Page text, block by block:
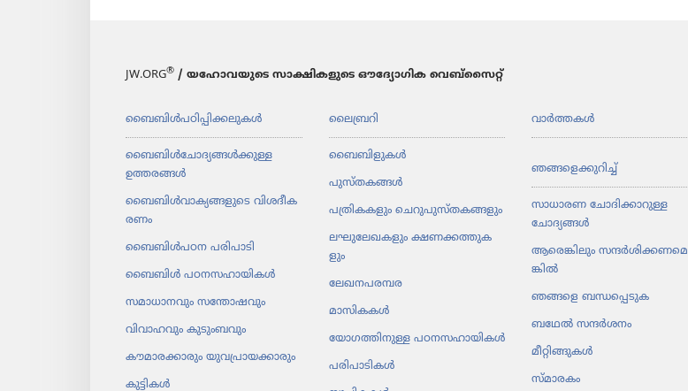
JW.ORG® / യഹോവയുടെ സാക്ഷികളുടെ ഔദ്യോഗിക വെബ്സൈറ്റ്
ബൈബിൾപ​ഠി​പ്പി​ക്ക​ലു​കൾ
ബൈബിൾചോ​ദ്യ​ങ്ങൾക്കുള്ള
ഉത്തരങ്ങൾ
ബൈബിൾവാ​ക്യ​ങ്ങ​ളു​ടെ വിശദീ​ക​
രണം
ബൈബിൾപഠന പരിപാ​ടി
ബൈബിൾ പഠനസ​ഹാ​യി​കൾ
സമാധാ​ന​വും സന്തോ​ഷ​വും
വിവാഹവും കുടുംബവും
കൗമാ​ര​ക്കാ​രും യുവ​പ്രാ​യ​ക്കാ​രും
കുട്ടികൾ
ലൈബ്രറി
ബൈബിളുകൾ
പുസ്‌ത​കങ്ങൾ
പത്രി​ക​ക​ളും ചെറു​പു​സ്‌ത​ക​ങ്ങ​ളും
ലഘു​ലേ​ഖ​ക​ളും ക്ഷണക്കത്തു​ക​
ളും
ലേഖന​പ​രമ്പര
മാസി​കകൾ
യോഗ​ത്തി​നു​ള്ള പഠനസ​ഹാ​യികൾ
പരിപാ​ടി​കൾ
വാർത്തകൾ
ഞങ്ങളെ​ക്കു​റിച്ച്‌
സാധാരണ ചോദിക്കാറുള്ള
ചോദ്യങ്ങൾ
ആരെങ്കി​ലും സന്ദർശി​ക്ക​ണ​മെ​
ങ്കിൽ
ഞങ്ങളെ ബന്ധപ്പെടുക
ബഥേൽ സന്ദർശനം
മീറ്റി​ങ്ങു​കൾ
സ്‌മാ​ര​കം